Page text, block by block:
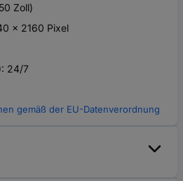
Zoll)
x 2160 Pixel
24/7
gemäß der EU-Datenverordnung